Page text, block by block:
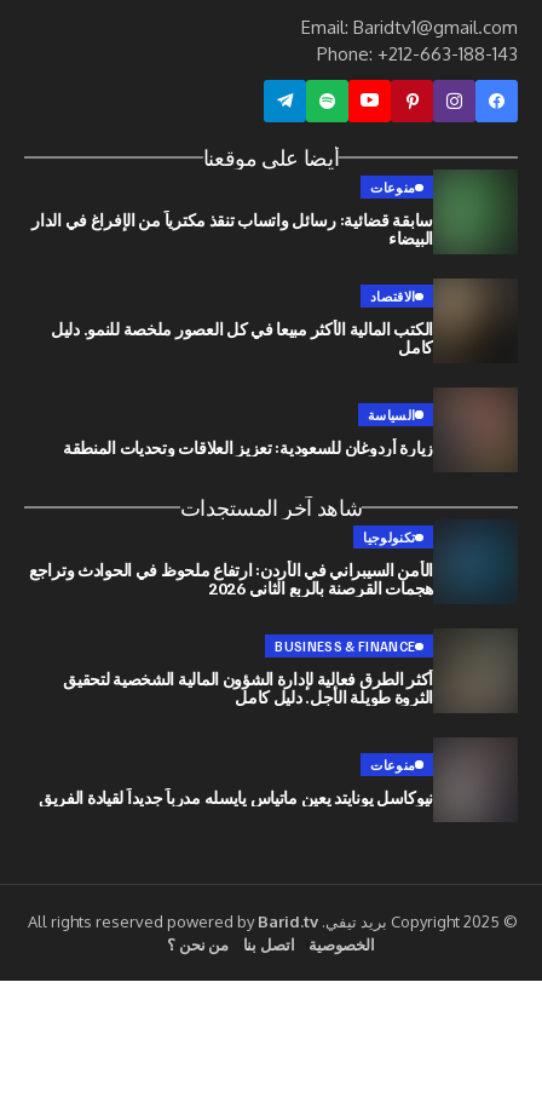
Email:
Phone: +212-
أيضا على موقعنا
سابقة قضائية: رسائل واتساب تنقذ مكترياً من الإفراغ في الدار
الكتب المالية الأكثر مبيعا في كل العصور ملخصة للنمو. دليل
زيارة أردوغان للسعودية: تعزيز العلاقات وتحديات المنطقة
شاهد آخر المستجدات
الأمن السيبراني في الأردن: ارتفاع ملحوظ في الحوادث وتراجع
هجمات القرصنة بالربع الثاني 2026
BUSINESS & FINANCE
أكثر الطرق فعالية لإدارة الشؤون المالية الشخصية لتحقيق
الثروة طويلة الأجل. دليل كامل
نيوكاسل يونايتد يعين ماتياس يايسله مدرباً جديداً لقيادة الفريق
Barid.tv
اتصل بنا من نحن ؟